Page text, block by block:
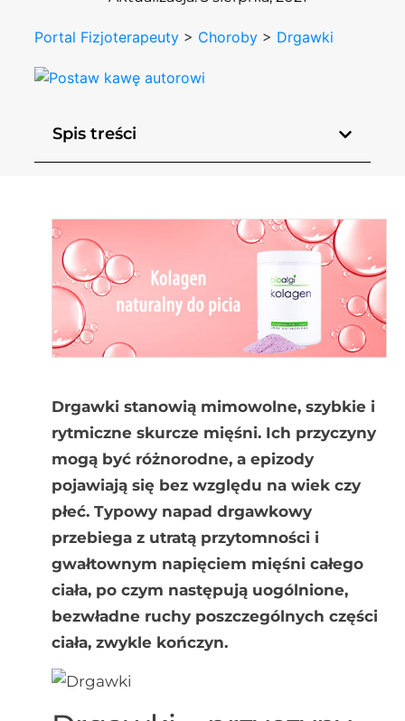
Portal Fizjoterapeuty > Choroby > Drgawki
Spis treści
Drgawki stanowią mimowolne, szybkie i
rytmiczne skurcze mięśni. Ich przyczyny
mogą być różnorodne, a epizody
pojawiają się bez względu na wiek czy
płeć. Typowy napad drgawkowy
przebiega z utratą przytomności i
gwałtownym napięciem mięśni całego
ciała, po czym następują uogólnione,
bezwładne ruchy poszczególnych części
ciała, zwykle kończyn.